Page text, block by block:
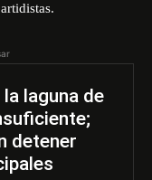
laguna de
detener